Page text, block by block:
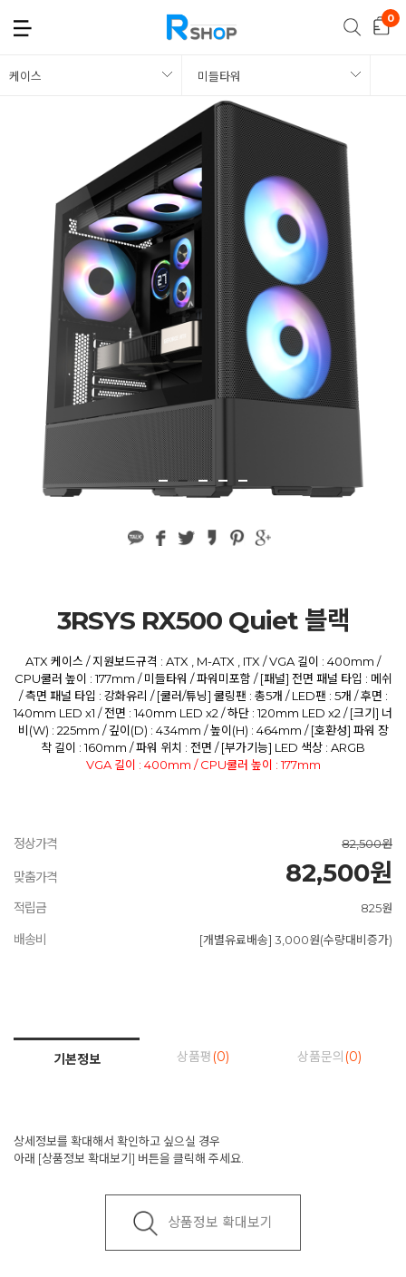
케이스 미들타워
3RSYS RX500 Quiet 블랙
ATX 케이스 / 지원보드규격 : ATX , M-ATX , ITX / VGA 길이 : 400mm /
CPU쿨러 높이 : 177mm / 미들타워 / 파워미포함 / [패널] 전면 패널 타입 : 메쉬
/ 측면 패널 타입 : 강화유리 / [쿨러/튜닝] 쿨링팬 : 총5개 / LED팬 : 5개 / 후면 :
140mm LED x1 / 전면 : 140mm LED x2 / 하단 : 120mm LED x2 / [크기] 너
비(W) : 225mm / 깊이(D) : 434mm / 높이(H) : 464mm / [호환성] 파워 장
착 길이 : 160mm / 파워 위치 : 전면 / [부가기능] LED 색상 : ARGB
VGA 길이 : 400mm / CPU쿨러 높이 : 177mm
정상가격 82,500원
맞춤가격 82,500원
적립금 825원
배송비 [개별유료배송] 3,000원(수량대비증가)
기본정보 상품평 (0) 상품문의 (0)
상세정보를 확대해서 확인하고 싶으실 경우
아래 [상품정보 확대보기] 버튼을 클릭해 주세요.
상품정보 확대보기